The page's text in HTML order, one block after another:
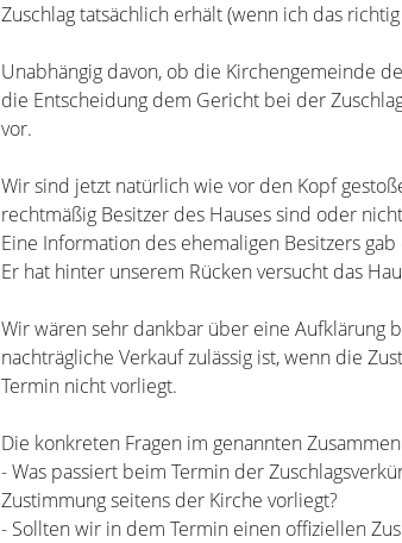
Zuschlag tatsächlich erhält (wenn ich das
Unabhängig davon, ob die Kirchengemeinde
die Entscheidung dem Gericht bei der
vor.
Wir sind jetzt natürlich wie vor den Kopf
rechtmäßig Besitzer des Hauses sind oder
Eine Information des ehemaligen Besitzers
Er hat hinter unserem Rücken versucht das
Wir wären sehr dankbar über eine Aufklärung
nachträgliche Verkauf zulässig ist, wenn die
Termin nicht vorliegt.
Die konkreten Fragen im genannten
- Was passiert beim Termin der
Zustimmung seitens der Kirche vorliegt?
- Sollten wir in dem Termin einen offiziellen